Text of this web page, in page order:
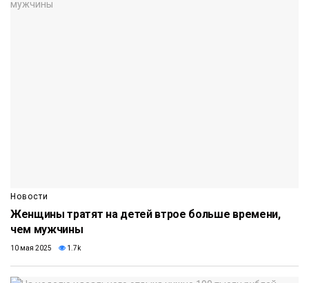
Новости
Женщины тратят на детей втрое больше времени,
чем мужчины
10 мая 2025 1.7k